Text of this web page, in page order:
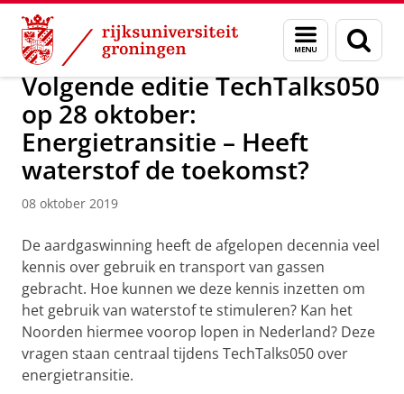
Skip
Content
Skip
Navigation
Menu
en
zoeken
Maatschappij/bedrijven Actueel
Volgende editie TechTalks050
op 28 oktober:
Energietransitie – Heeft
waterstof de toekomst?
08 oktober 2019
De aardgaswinning heeft de afgelopen decennia veel
kennis over gebruik en transport van gassen
gebracht. Hoe kunnen we deze kennis inzetten om
het gebruik van waterstof te stimuleren? Kan het
Noorden hiermee voorop lopen in Nederland? Deze
vragen staan centraal tijdens TechTalks050 over
energietransitie.